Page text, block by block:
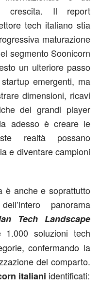
crescita. Il report
tech italiano stia
maturazione
segmento Soonicorn
un ulteriore passo
emergenti, ma
dimensioni, ricavi
dei grandi player
adesso è creare le
realtà possano
e diventare campioni
è anche e soprattutto
panorama
Tech Landscape
1.000 soluzioni tech
confermando la
del comparto.
italiani identificati: